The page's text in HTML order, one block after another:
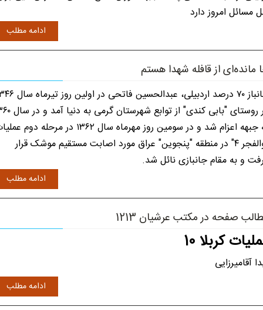
مسائل امروز دارد
ادامه مطلب
مانده‌ای از قافله شهدا هستم
جانباز ۷۰ درصد اردبیلی، عبدالحسین فاتحی
در روستای "بابی کندی" از توابع
به جبهه اعزام شد و در سومین روز مهرماه سال ۱۳۶۲ در مرحله دوم
"والفجر ۴" در منطقه "پنجوین" عراق مورد اصابت مستقیم موشک قرار
و به مقام جانبازی نائل شد.
ادامه مطلب
صفحه در مکتب عرشیان 1213
کربلا 10
آقامیرزایی
ادامه مطلب